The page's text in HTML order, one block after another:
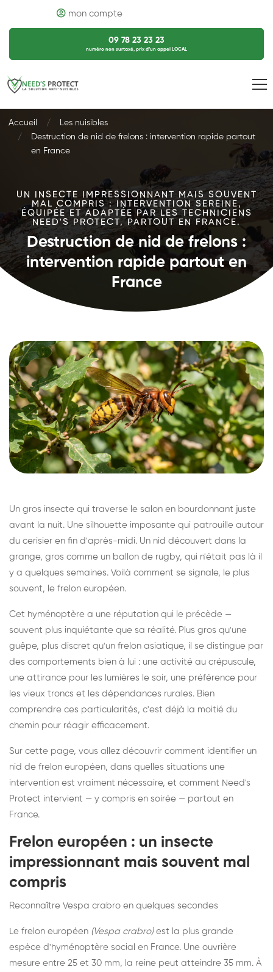
mon compte
09 78 23 23 23
numéro non surtaxé, prix d’un appel LOCAL
Accueil
Les nuisibles
Destruction de nid de frelons : intervention rapide partout
en France
UN INSECTE IMPRESSIONNANT MAIS SOUVENT
MAL COMPRIS : INTERVENTION SEREINE,
ÉQUIPÉE ET ADAPTÉE PAR LES TECHNICIENS
NEED'S PROTECT, PARTOUT EN FRANCE.
Destruction de nid de frelons :
intervention rapide partout en
France
Un gros insecte qui traverse le salon en bourdonnant juste
avant la nuit. Une silhouette imposante qui patrouille autour
du cerisier en fin d'après-midi. Un nid découvert dans la
grange, gros comme un ballon de rugby, qui n'était pas là il
y a quelques semaines. Voilà comment se signale, le plus
souvent, le frelon européen.
Cet hyménoptère a une réputation qui le précède —
souvent plus inquiétante que sa réalité. Plus gros qu'une
guêpe, plus discret qu'un frelon asiatique, il se distingue par
des comportements bien à lui : une activité au crépuscule,
une attirance pour les lumières le soir, une préférence pour
les vieux troncs et les dépendances rurales. Bien
comprendre ces particularités, c'est déjà la moitié du
chemin pour réagir efficacement.
Sur cette page, vous allez découvrir comment identifier un
nid de frelon européen, dans quelles situations une
intervention est vraiment nécessaire, et comment Need's
Protect intervient — y compris en soirée — partout en
France.
Frelon européen : un insecte
impressionnant mais souvent mal
compris
Reconnaître Vespa crabro en quelques secondes
Le frelon européen (Vespa crabro)est la plus grande
espèce d'hyménoptère social en France. Une ouvrière
mesure entre 25 et 30 mm, la reine peut atteindre 35 mm. À